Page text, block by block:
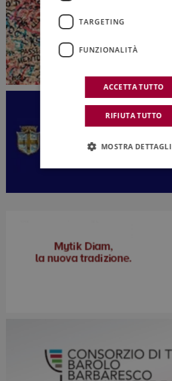
TARGETING
FUNZIONALITÀ
ACCETTA TUTTO
RIFIUTA TUTTO
MOSTRA DETTAGLI